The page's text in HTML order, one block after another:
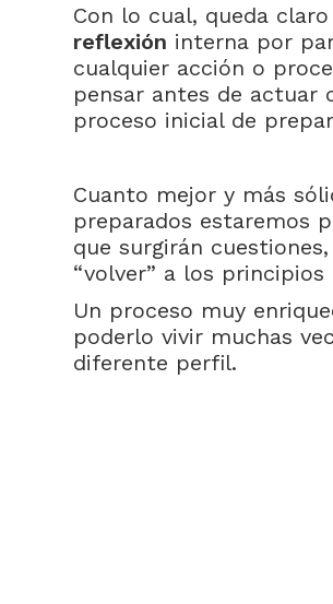
Con lo cual, queda
reflexión interna por
cualquier acción o
pensar antes de actuar
proceso inicial de
Cuanto mejor y más
preparados estaremos
que surgirán
“volver” a los
Un proceso muy
poderlo vivir muchas
diferente perfil.